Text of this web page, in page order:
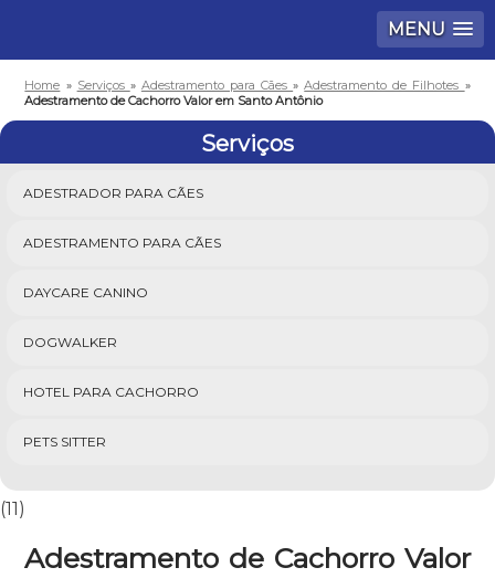
MENU
Home » Serviços » Adestramento para Cães»Adestramento de Filhotes »
Adestramento de Cachorro Valor em Santo Antônio
Serviços
ADESTRADOR PARA CÃES
ADESTRAMENTO PARA CÃES
DAYCARE CANINO
DOGWALKER
HOTEL PARA CACHORRO
PETS SITTER
(11)
Adestramento de Cachorro Valor